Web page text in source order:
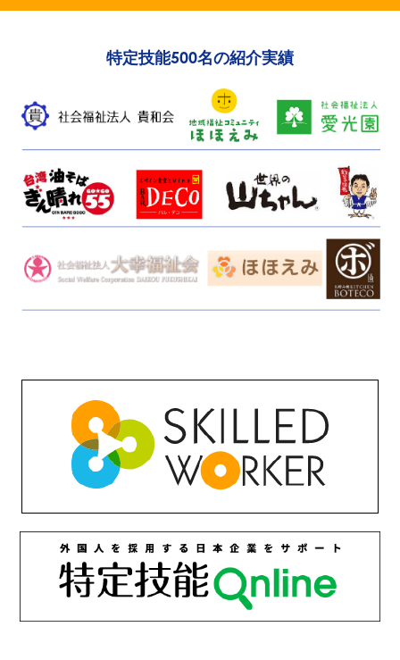
特定技能500名の紹介実績